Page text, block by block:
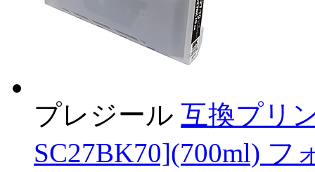
プレジール 互換プリ
SC27BK70](700ml) フ